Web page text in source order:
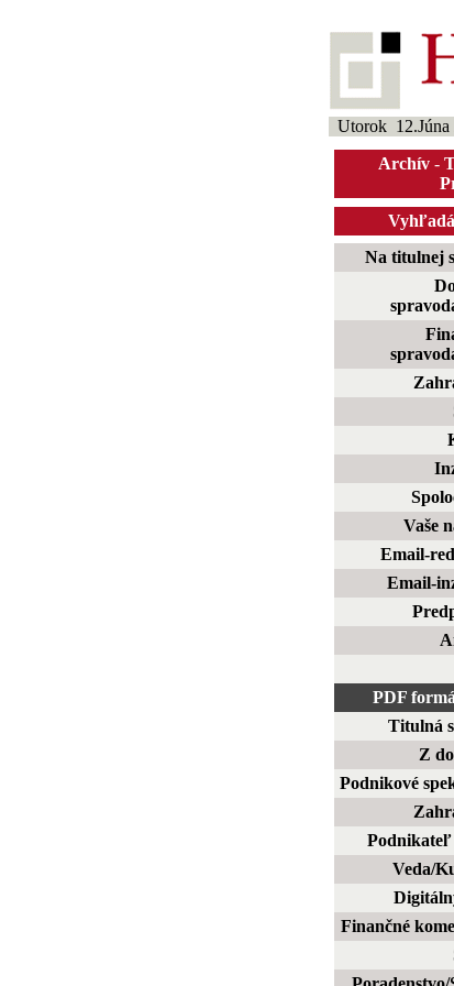
Utorok 12.Júna
Archív -
Na titulnej
Vaše
Email-
Email-
PDF
Titulná
Z
Podnikové
Podnikateľ
Veda/
Finančné